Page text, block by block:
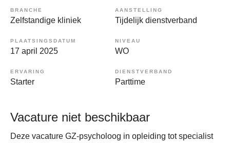
BRANCHE
Zelfstandige kliniek
AANSTELLING
Tijdelijk dienstverband
PLAATSINGSDATUM
17 april 2025
NIVEAU
WO
ERVARING
Starter
DIENSTVERBAND
Parttime
Vacature niet beschikbaar
Deze vacature GZ-psycholoog in opleiding tot specialist